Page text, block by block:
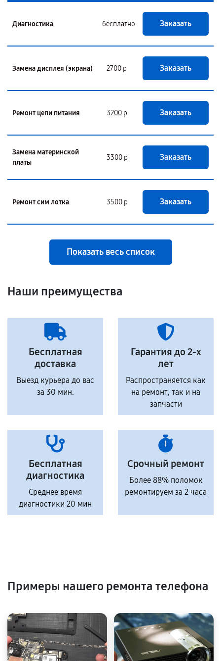
Диагностика бесплатно Заказать
Замена дисплея (экрана) 2700 р Заказать
Ремонт цепи питания 3200 р Заказать
Замена материнской
платы
3300 р Заказать
Ремонт сим лотка 3500 р Заказать
Показать весь список
Наши преимущества
Бесплатная
доставка
Выезд курьера до вас
за 30 мин.
Гарантия до 2-х
лет
Распространяется как
на ремонт, так и на
запчасти
Бесплатная
диагностика
Среднее время
диагностики 20 мин
Срочный ремонт
Более 88% поломок
ремонтируем за 2 часа
Примеры нашего ремонта телефона